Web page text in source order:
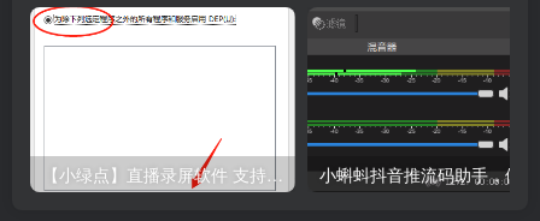
【小绿点】直播录屏软件 支持抖音快手直播屏幕高清录制